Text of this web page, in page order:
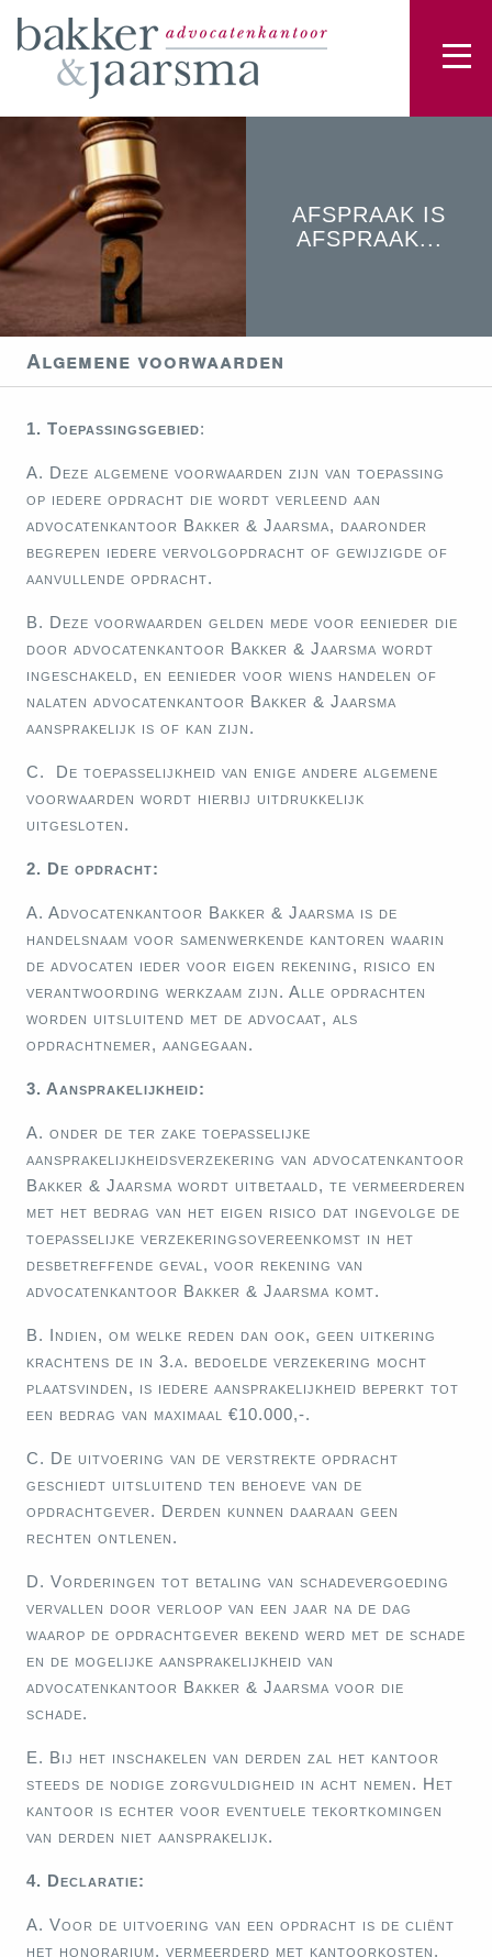
AFSPRAAK IS
AFSPRAAK...
Algemene voorwaarden
1. Toepassingsgebied:
A. Deze algemene voorwaarden zijn van toepassing
op iedere opdracht die wordt verleend aan
advocatenkantoor Bakker & Jaarsma, daaronder
begrepen iedere vervolgopdracht of gewijzigde of
aanvullende opdracht.
B. Deze voorwaarden gelden mede voor eenieder die
door advocatenkantoor Bakker & Jaarsma wordt
ingeschakeld, en eenieder voor wiens handelen of
nalaten advocatenkantoor Bakker & Jaarsma
aansprakelijk is of kan zijn.
C. De toepasselijkheid van enige andere algemene
voorwaarden wordt hierbij uitdrukkelijk
uitgesloten.
2. De opdracht:
A. Advocatenkantoor Bakker & Jaarsma is de
handelsnaam voor samenwerkende kantoren waarin
de advocaten ieder voor eigen rekening, risico en
verantwoording werkzaam zijn. Alle opdrachten
worden uitsluitend met de advocaat, als
opdrachtnemer, aangegaan.
3. Aansprakelijkheid:
A. onder de ter zake toepasselijke
aansprakelijkheidsverzekering van advocatenkantoor
Bakker & Jaarsma wordt uitbetaald, te vermeerderen
met het bedrag van het eigen risico dat ingevolge de
toepasselijke verzekeringsovereenkomst in het
desbetreffende geval, voor rekening van
advocatenkantoor Bakker & Jaarsma komt.
B. Indien, om welke reden dan ook, geen uitkering
krachtens de in 3.a. bedoelde verzekering mocht
plaatsvinden, is iedere aansprakelijkheid beperkt tot
een bedrag van maximaal €10.000,-.
C. De uitvoering van de verstrekte opdracht
geschiedt uitsluitend ten behoeve van de
opdrachtgever. Derden kunnen daaraan geen
rechten ontlenen.
D. Vorderingen tot betaling van schadevergoeding
vervallen door verloop van een jaar na de dag
waarop de opdrachtgever bekend werd met de schade
en de mogelijke aansprakelijkheid van
advocatenkantoor Bakker & Jaarsma voor die
schade.
E. Bij het inschakelen van derden zal het kantoor
steeds de nodige zorgvuldigheid in acht nemen. Het
kantoor is echter voor eventuele tekortkomingen
van derden niet aansprakelijk.
4. Declaratie:
A. Voor de uitvoering van een opdracht is de cliënt
het honorarium, vermeerderd met kantoorkosten,